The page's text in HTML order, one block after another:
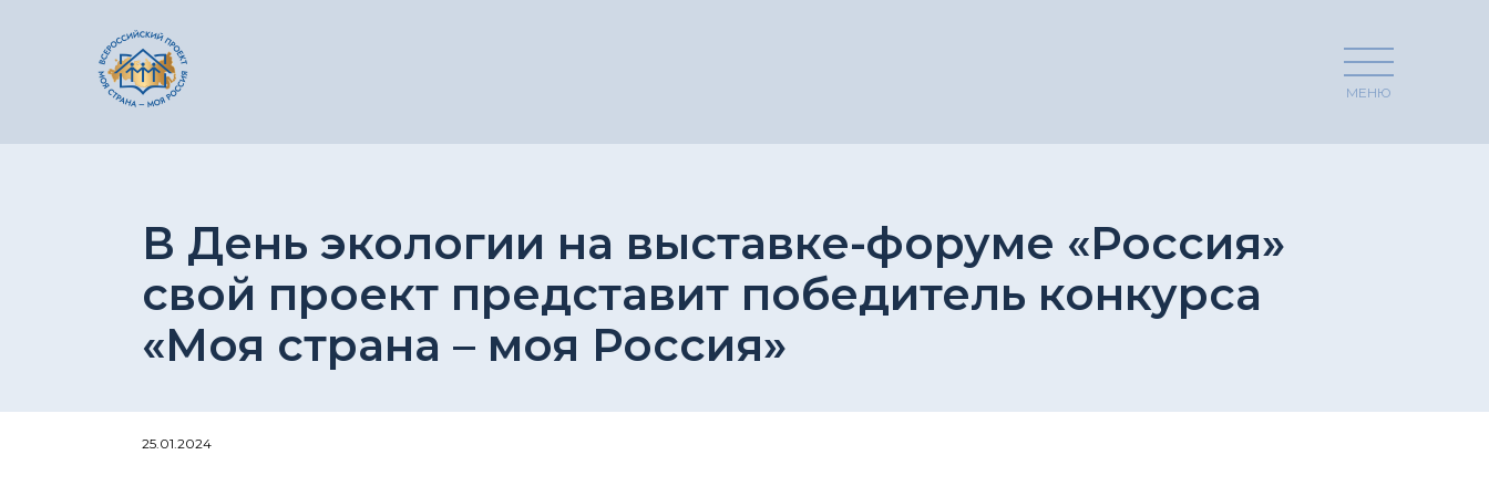
МЕНЮ
В День экологии на выставке-форуме «Россия»
свой проект представит победитель конкурса
«Моя страна – моя Россия»
25.01.2024